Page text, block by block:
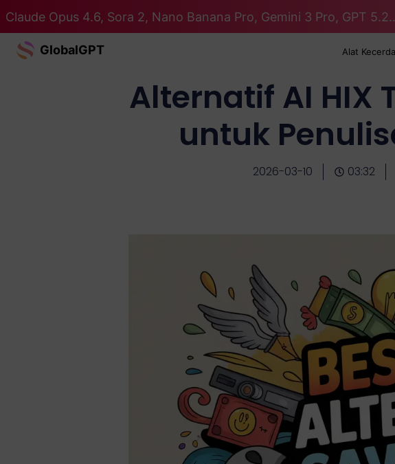
Claude Opus 4.6, Sora 2, Nano Banana Pro, Gemini 3 Pro, GPT
GlobalGPT Alat
Alternatif AI HIX
untuk
2026-03-10 03:32